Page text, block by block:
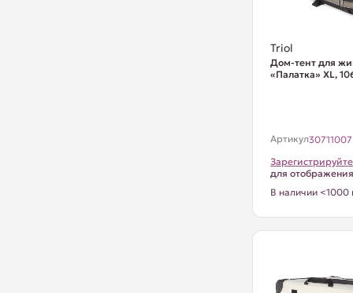
Triol
Дом-тент для
«Палатка» XL,
Артикул30711007
для
В наличии <1000